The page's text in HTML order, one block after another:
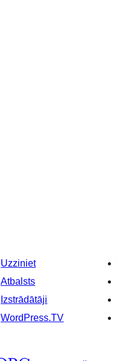
Uzziniet
Atbalsts
Izstrādātāji
WordPress.TV